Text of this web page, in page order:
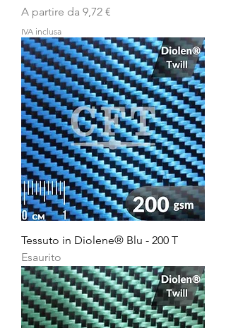
A partire da 9,72 €
Prezzo scontato
IVA inclusa
Tessuto in Diolene® Blu - 200 T
Esaurito